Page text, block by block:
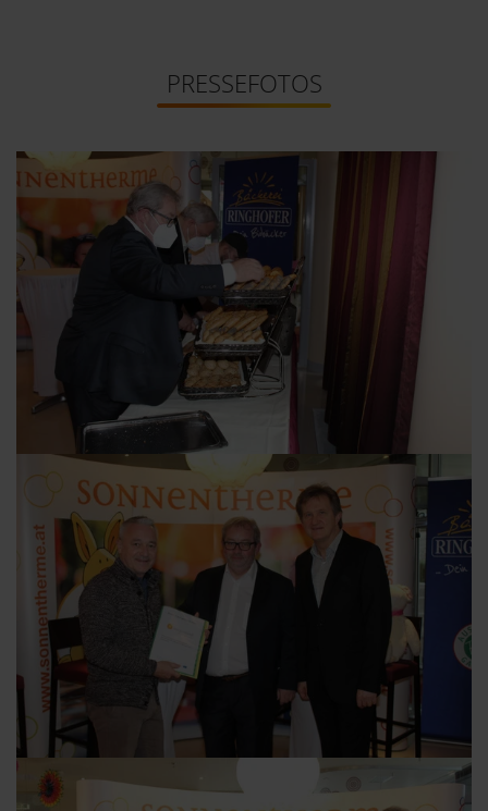
PRESSEFOTOS